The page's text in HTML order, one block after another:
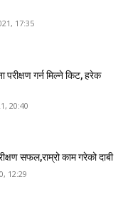
17:35
परीक्षण गर्न मिल्ने किट, हरेक
20:40
सफल,राम्रो काम गरेको दाबी
12:29